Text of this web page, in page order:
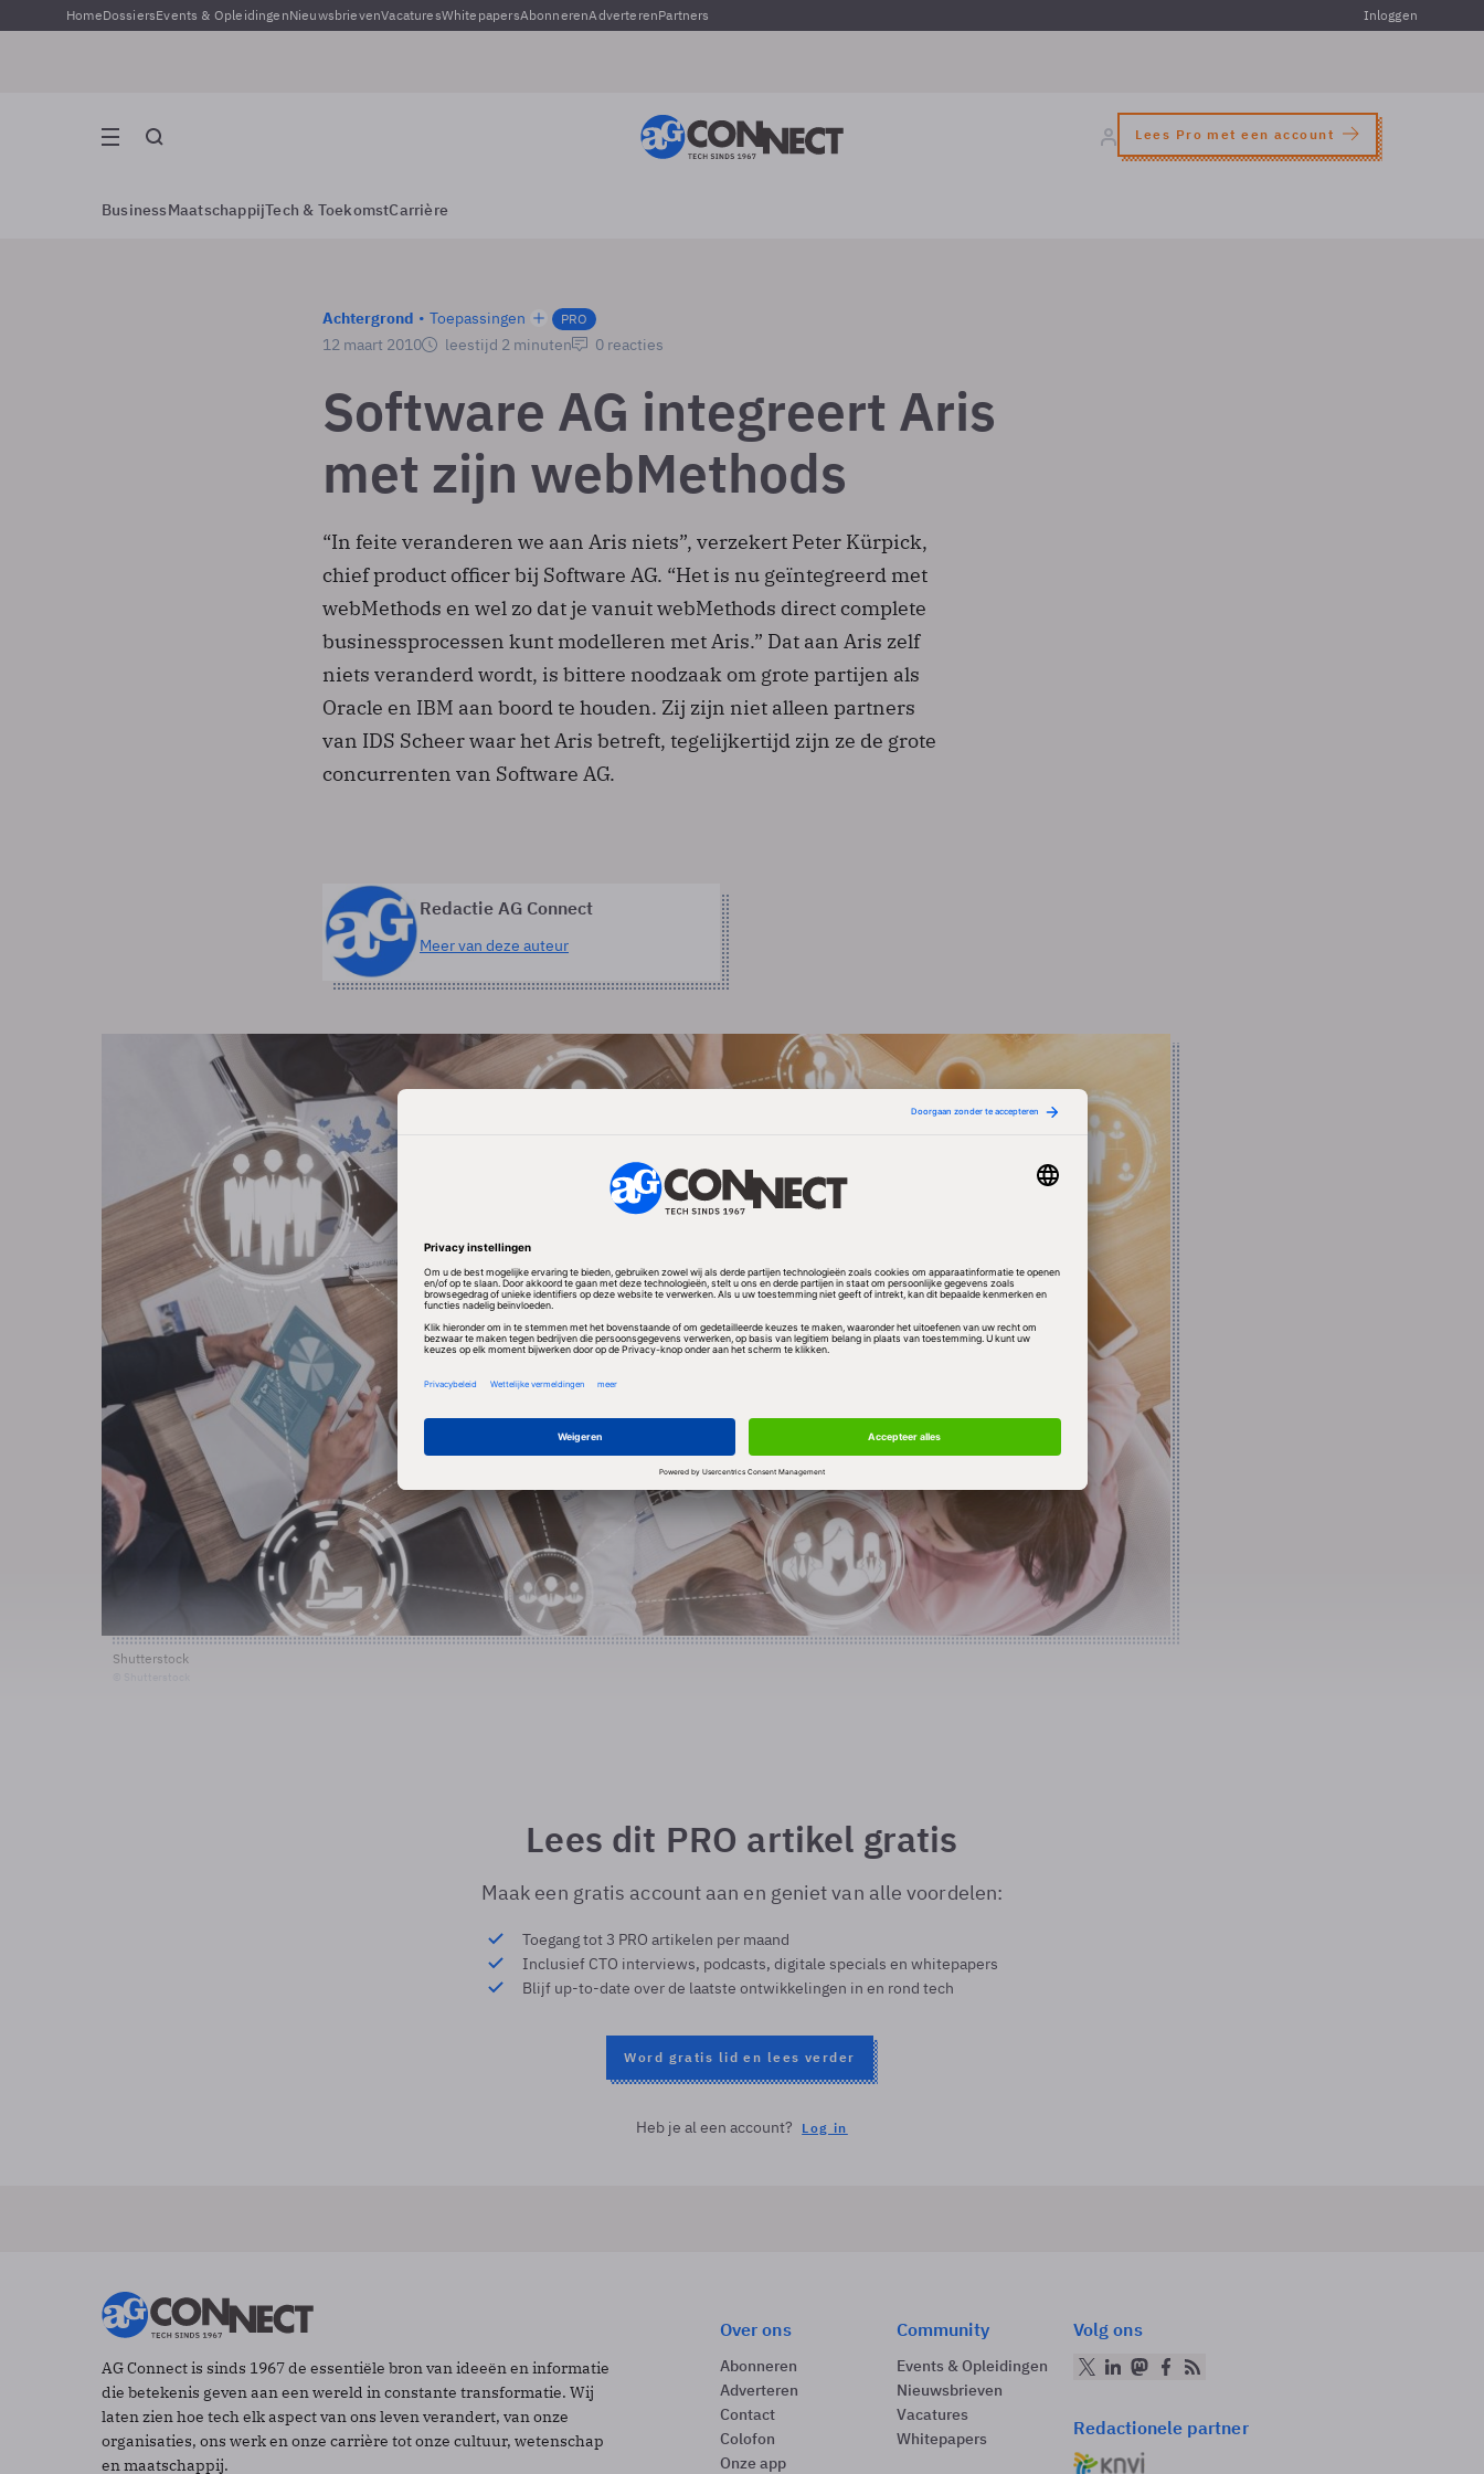
HomeDossiersEvents & OpleidingenNieuwsbrievenVacaturesWhitepapersAbonnerenAdverterenPartners Inloggen
Lees Pro met een account
BusinessMaatschappijTech & ToekomstCarrière
Achtergrond Toepassingen PRO
12 maart 2010 leestijd 2 minuten 0 reacties
Software AG integreert Aris
met zijn webMethods
“In feite veranderen we aan Aris niets”, verzekert Peter Kürpick,
chief product officer bij Software AG. “Het is nu geïntegreerd met
webMethods en wel zo dat je vanuit webMethods direct complete
businessprocessen kunt modelleren met Aris.” Dat aan Aris zelf
niets veranderd wordt, is bittere noodzaak om grote partijen als
Oracle en IBM aan boord te houden. Zij zijn niet alleen partners
van IDS Scheer waar het Aris betreft, tegelijkertijd zijn ze de grote
concurrenten van Software AG.
Redactie AG Connect
Meer van deze auteur
Shutterstock
Lees dit PRO artikel gratis
Maak een gratis account aan en geniet van alle voordelen:
Toegang tot 3 PRO artikelen per maand
Inclusief CTO interviews, podcasts, digitale specials en whitepapers
Blijf up-to-date over de laatste ontwikkelingen in en rond tech
Word gratis lid en lees verder
Heb je al een account? Log in
AG Connect is sinds 1967 de essentiële bron van ideeën en informatie
die betekenis geven aan een wereld in constante transformatie. Wij
laten zien hoe tech elk aspect van ons leven verandert, van onze
organisaties, ons werk en onze carrière tot onze cultuur, wetenschap
en maatschappij.
Over ons
Abonneren
Adverteren
Contact
Colofon
Onze app
Community
Events & Opleidingen
Nieuwsbrieven
Vacatures
Whitepapers
Volg ons
Redactionele partner